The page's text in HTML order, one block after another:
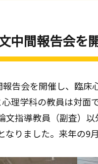
間報告会を
告会を開催し、臨
理学科の教員は対
指導教員（副査）
りました。来年の9